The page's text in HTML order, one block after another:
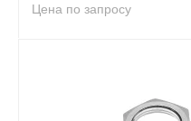
Цена по запросу